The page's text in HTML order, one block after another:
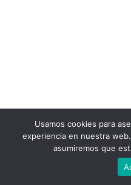
Usamos cookies para
experiencia en nuestra
asumiremos que